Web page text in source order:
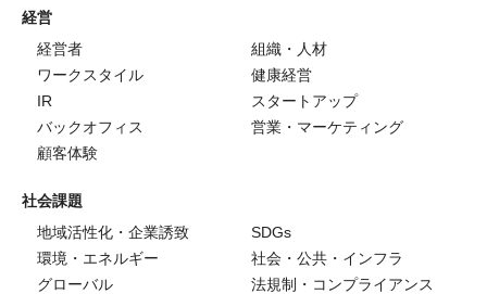
経営
経営者
組織・人材
ワークスタイル
健康経営
IR
スタートアップ
バックオフィス
営業・マーケティング
顧客体験
社会課題
地域活性化・企業誘致
SDGs
環境・エネルギー
社会・公共・インフラ
グローバル
法規制・コンプライアンス